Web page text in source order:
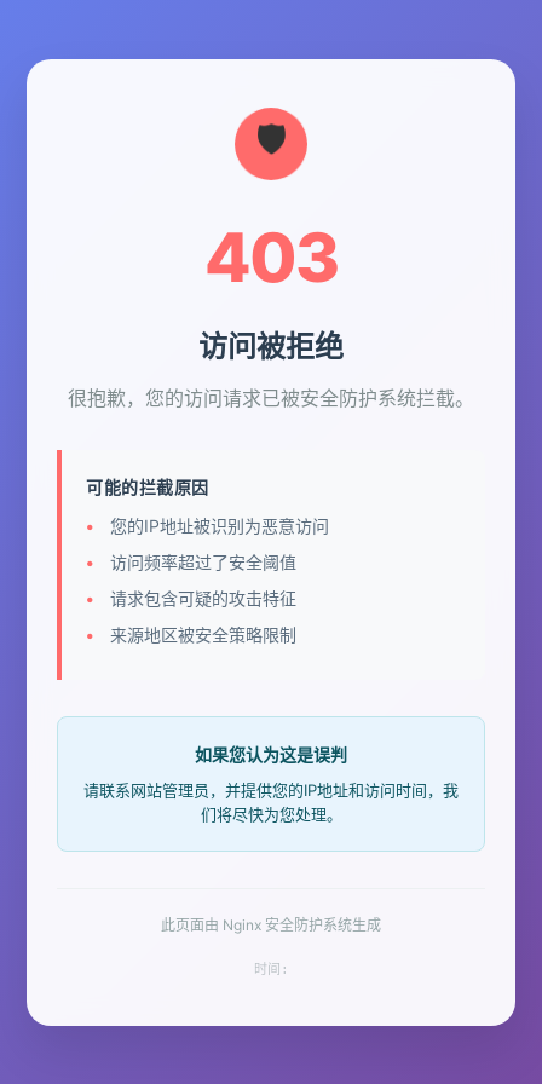
403
访问被拒绝
很抱歉，您的访问请求已被安全防护系统拦截。
可能的拦截原因
您的IP地址被识别为恶意访问
访问频率超过了安全阈值
请求包含可疑的攻击特征
来源地区被安全策略限制
如果您认为这是误判
请联系网站管理员，并提供您的IP地址和访问时间，我
们将尽快为您处理。
此页面由 Nginx 安全防护系统生成
时间: